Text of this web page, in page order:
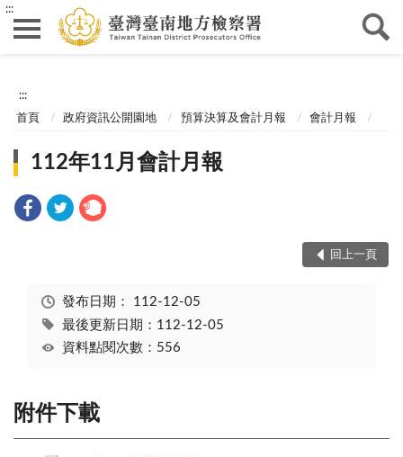
:::
:::
首頁 政府資訊公開園地 預算決算及會計月報 會計月報
112年11月會計月報
回上一頁
發布日期： 112-12-05
最後更新日期：112-12-05
資料點閱次數：556
附件下載